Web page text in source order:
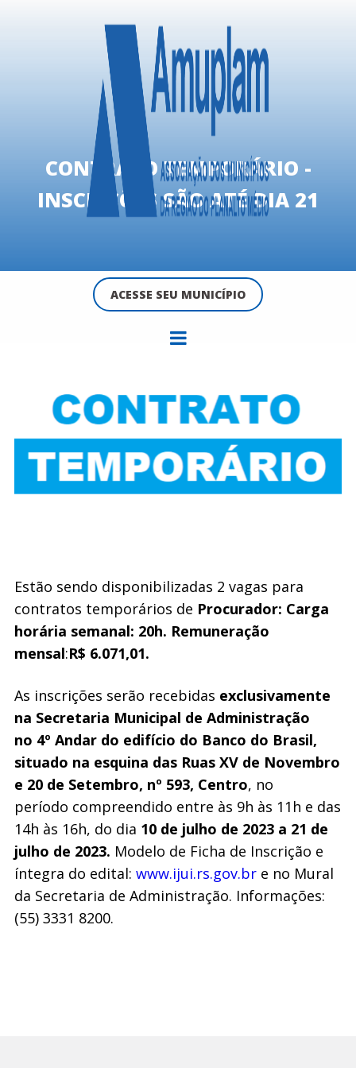
ACESSE SEU MUNICÍPIO
CONTRATO TEMPORÁRIO -
INSCRIÇÕES SÃO ATÉ DIA 21
Estão sendo disponibilizadas 2 vagas para
contratos temporários de Procurador: Carga
horária semanal: 20h. Remuneração
mensal:R$ 6.071,01.
As inscrições serão recebidas exclusivamente
na Secretaria Municipal de Administração
no 4º Andar do edifício do Banco do Brasil,
situado na esquina das Ruas XV de Novembro
e 20 de Setembro, nº 593, Centro, no
período compreendido entre às 9h às 11h e das
14h às 16h, do dia 10 de julho de 2023 a 21 de
julho de 2023. Modelo de Ficha de Inscrição e
íntegra do edital: www.ijui.rs.gov.bre no Mural
da Secretaria de Administração. Informações:
(55) 3331 8200.